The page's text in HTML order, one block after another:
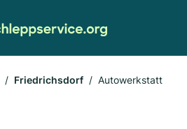
Friedrichsdorf Autowerkstatt